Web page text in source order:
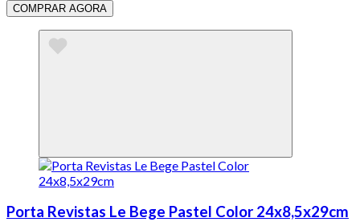
COMPRAR AGORA
Porta Revistas Le Bege Pastel Color 24x8,5x29cm